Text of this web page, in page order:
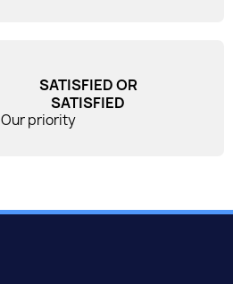
SATISFIED OR
SATISFIED
Our priority